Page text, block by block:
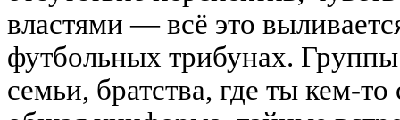
властями — всё это
футбольных трибунах.
семьи, братства, где ты кем-